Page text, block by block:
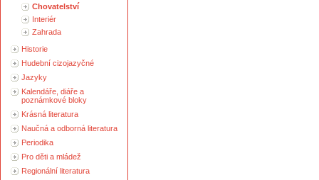
Chovatelství
Interiér
Zahrada
Historie
Hudební cizojazyčné
Jazyky
Kalendáře, diáře a
poznámkové bloky
Krásná literatura
Naučná a odborná literatura
Periodika
Pro děti a mládež
Regionální literatura